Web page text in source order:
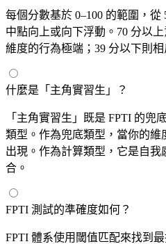
每個分數基於 0–100 的範圍，
中點向上或向下浮動。70 分以
維度的行為極端；39 分以下則
什麼是「主角實習生」？
「主角實習生」既是 FPTI 的兜
類型。作為兜底類型，當你的
出現。作為計算類型，它是自
合。
FPTI 測試的準確度如何？
FPTI 體系使用閾值匹配來找到